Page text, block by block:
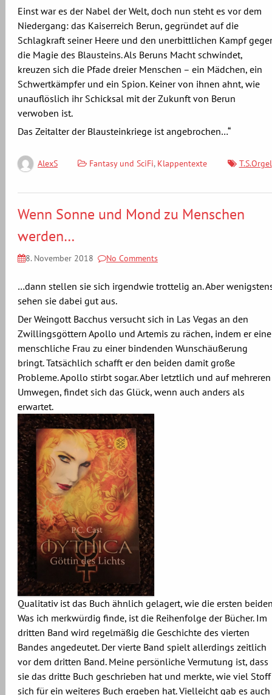
Einst war es der Nabel der Welt, doch nun steht es vor dem
Niedergang: das Kaiserreich Berun, gegründet auf die
Schlagkraft seiner Heere und den unerbittlichen Kampf
die Magie des Blausteins. Als Beruns Macht schwindet,
kreuzen sich die Pfade dreier Menschen – ein Mädchen, ein
Schwertkämpfer und ein Spion. Keiner von ihnen ahnt, wie
unauflöslich ihr Schicksal mit der Zukunft von Berun
verwoben ist.
Das Zeitalter der Blausteinkriege ist angebrochen…“
AlexS Fantasy und SciFi, Klappentexte T.S.Orgel
Wenn Sonne und Mond zu Menschen
werden…
8. November 2018 No Comments
…dann stellen sie sich irgendwie trottelig an. Aber
sehen sie dabei gut aus.
Der Weingott Bacchus versucht sich in Las Vegas an den
Zwillingsgöttern Apollo und Artemis zu rächen, indem er eine
menschliche Frau zu einer bindenden Wunschäußerung
bringt. Tatsächlich schafft er den beiden damit große
Probleme. Apollo stirbt sogar. Aber letztlich und auf mehreren
Umwegen, findet sich das Glück, wenn auch anders als
erwartet.
Qualitativ ist das Buch ähnlich gelagert, wie die ersten
Was ich merkwürdig finde, ist die Reihenfolge der Bücher. Im
dritten Band wird regelmäßig die Geschichte des vierten
Bandes angedeutet. Der vierte Band spielt allerdings zeitlich
vor dem dritten Band. Meine persönliche Vermutung ist, dass
sie das dritte Buch geschrieben hat und merkte, wie viel Stoff
sich für ein weiteres Buch ergeben hat. Vielleicht gab es auch